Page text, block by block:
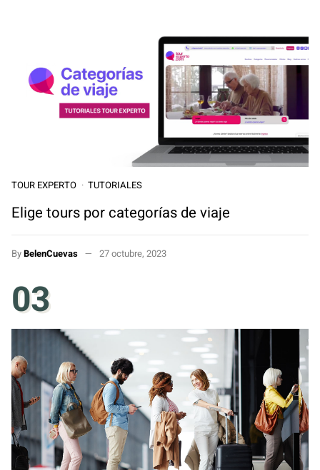
TOUR EXPERTO TUTORIALES
Elige tours por categorías de viaje
ByBelenCuevas 27 octubre, 2023
03